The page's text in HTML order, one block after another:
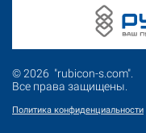
© 2026 "rubicon-s.com".
Все права защищены.
Политика конфиденциальности